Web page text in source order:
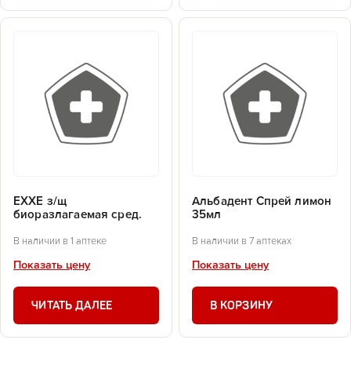
EXXE з/щ
биоразлагаемая сред.
В наличии в 1 аптеке
Показать цену
ЧИТАТЬ ДАЛЕЕ
Альбадент Спрей лимон
35мл
В наличии в 7 аптеках
Показать цену
В КОРЗИНУ